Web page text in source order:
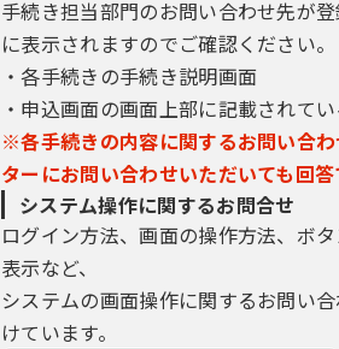
手続き担当部門のお問い合わせ先が
に表示されますのでご確認ください。
・各手続きの手続き説明画面
・申込画面の画面上部に記載されて
※各手続きの内容に関するお問い合
ターにお問い合わせいただいても回答
システム操作に関するお問合せ
ログイン方法、画面の操作方法、ボ
表示など、
システムの画面操作に関するお問い
けています。